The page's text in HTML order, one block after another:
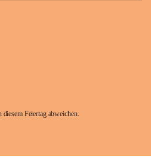
Feiertag abweichen.